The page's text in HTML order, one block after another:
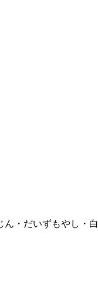
・だいずもやし・白